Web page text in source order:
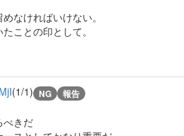
なければいけない。
ことの印として。
(1/1) NG 報告
べきだ